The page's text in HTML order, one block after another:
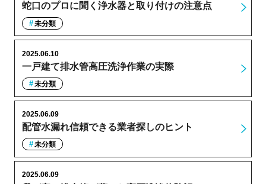
蛇口のプロに聞く浄水器と取り付けの注意点
未分類
一戸建て排水管高圧洗浄作業の実際
2025.06.10
未分類
配管水漏れ信頼できる業者探しのヒント
2025.06.09
未分類
2025.06.09